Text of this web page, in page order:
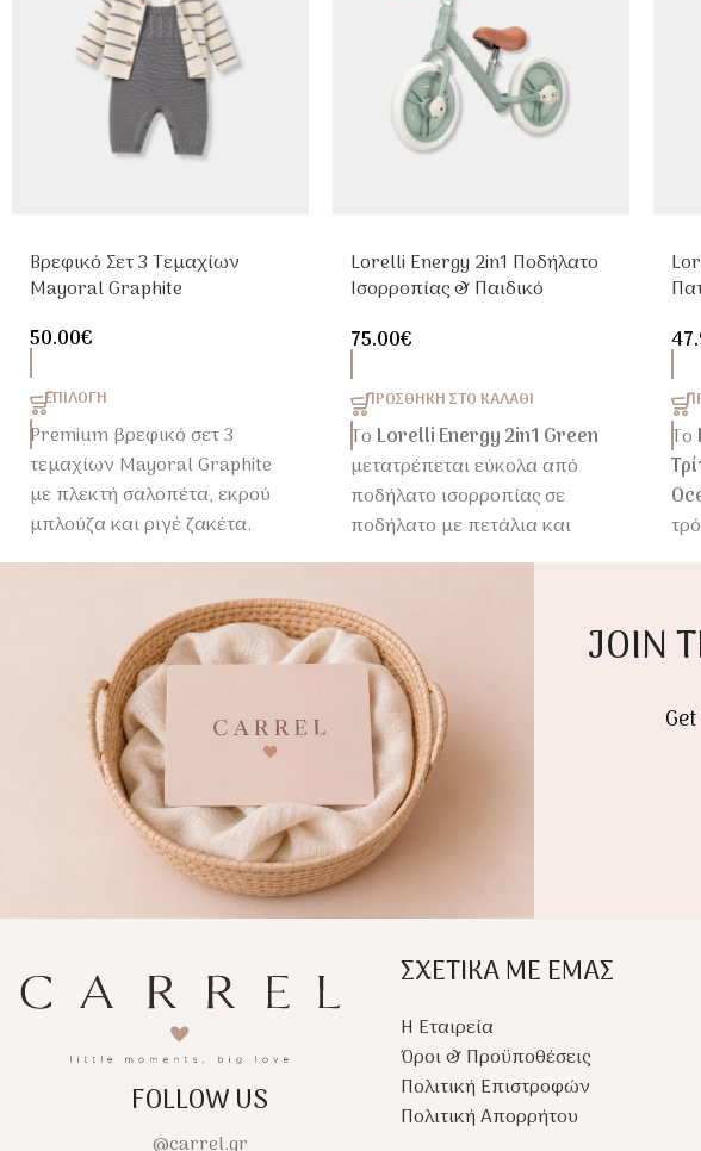
Βρεφικό Σετ 3 Τεμαχίων
Mayoral Graphite
50.00€
ΕΠΙΛΟΓΉ
Premium βρεφικό σετ 3
τεμαχίων Mayoral Graphite
με πλεκτή σαλοπέτα, εκρού
μπλούζα και ριγέ ζακέτα.
Μία κομψή επιλογή για
άνεση και διαχρονικό στυλ.
Lorelli Energy 2in1 Ποδήλατο
Ισορροπίας & Παιδικό
75.00€
ΠΡΟΣΘΉΚΗ ΣΤΟ ΚΑΛΆΘΙ
Το Lorelli Energy 2in1 Green
μετατρέπεται εύκολα από
ποδήλατο ισορροπίας σε
ποδήλατο με πετάλια και
βοηθητικές ρόδες. Ιδανικό
μεταλλικό σκελετό, EVA
ρόδες και ρυθμιζόμενη σέλα
για άνετες και ασφαλείς
βόλτες.
Το
JOIN
FOLLOW US
ΣΧΕΤΙΚΑ ΜΕ ΕΜΑΣ
Η Εταιρεία
Όροι & Προϋποθέσεις
Πολιτική Επιστροφών
Πολιτική Απορρήτου